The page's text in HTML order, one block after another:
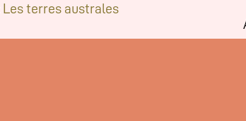
Les terres australes